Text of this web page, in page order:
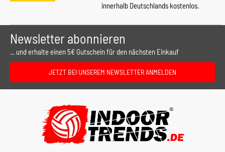
innerhalb Deutschlands kostenlos.
Newsletter abonnieren
... und erhalte einen 5€ Gutschein für den nächsten Einkauf
JETZT BEI UNSEREM NEWSLETTER ANMELDEN